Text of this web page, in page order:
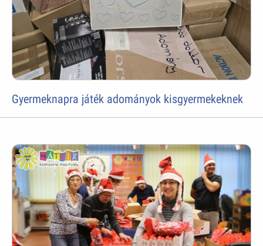
Gyermeknapra játék adományok kisgyermekeknek